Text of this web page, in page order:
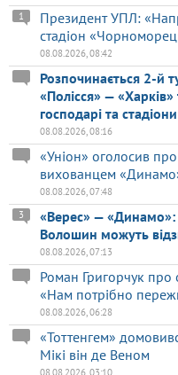
Президент УПЛ:
стадіон
1
08.08.2026, 08:42
Розпочинається 2-й
«Полісся» — «Харків»
господарі та стадіони
08.08.2026, 08:16
«Уніон» оголосив
вихованцем
08.08.2026, 07:48
«Верес» —
Волошин можуть
3
08.08.2026, 07:13
Роман Григорчук про
«Нам потрібно
08.08.2026, 06:28
«Тоттенгем»
Мікі він де Веном
08.08.2026, 03:10